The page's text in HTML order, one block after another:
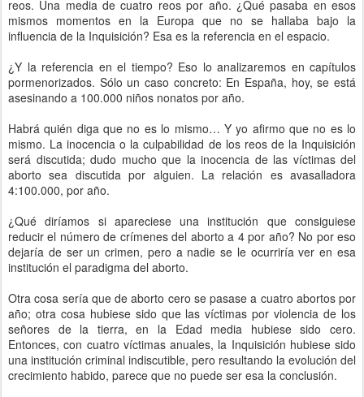
reos. Una media de cuatro reos por año. ¿Qué pasaba en esos
mismos momentos en la Europa que no se hallaba bajo la
influencia de la Inquisición? Esa es la referencia en el espacio.
¿Y la referencia en el tiempo? Eso lo analizaremos en capítulos
pormenorizados. Sólo un caso concreto: En España, hoy, se está
asesinando a 100.000 niños nonatos por año.
Habrá quién diga que no es lo mismo… Y yo afirmo que no es lo
mismo. La inocencia o la culpabilidad de los reos de la Inquisición
será discutida; dudo mucho que la inocencia de las víctimas del
aborto sea discutida por alguien. La relación es avasalladora
4:100.000, por año.
¿Qué diríamos si apareciese una institución que consiguiese
reducir el número de crímenes del aborto a 4 por año? No por eso
dejaría de ser un crimen, pero a nadie se le ocurriría ver en esa
institución el paradigma del aborto.
Otra cosa sería que de aborto cero se pasase a cuatro abortos por
año; otra cosa hubiese sido que las víctimas por violencia de los
señores de la tierra, en la Edad media hubiese sido cero.
Entonces, con cuatro víctimas anuales, la Inquisición hubiese sido
una institución criminal indiscutible, pero resultando la evolución del
crecimiento habido, parece que no puede ser esa la conclusión.